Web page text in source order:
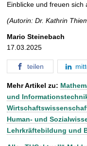
Einblicke und freuen sich
(Autorin: Dr. Kathrin
Mario Steinebach
17.03.2025
teilen
Mehr Artikel zu:
und
Human- und
Lehrkräftebildung und